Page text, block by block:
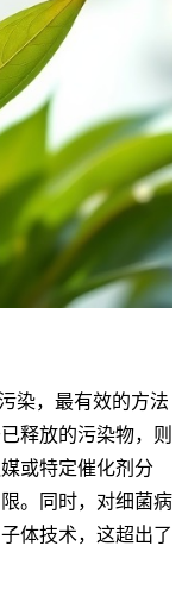
染，最有效的方法
释放的污染物，则
或特定催化剂分
。同时，对细菌病
体技术，这超出了